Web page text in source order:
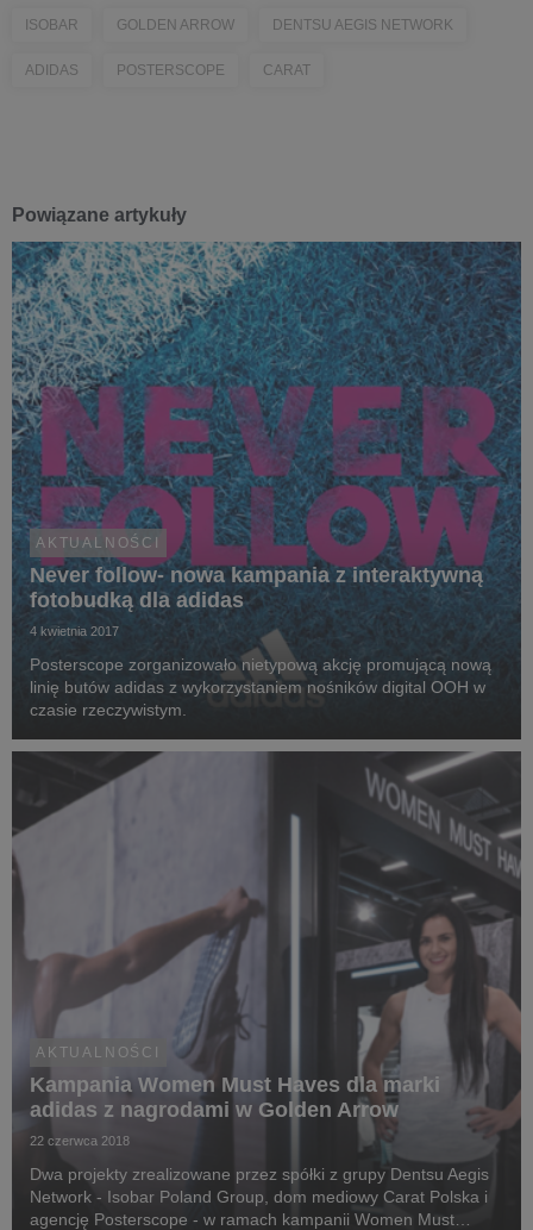
ISOBAR GOLDEN ARROW DENTSU AEGIS NETWORK
ADIDAS POSTERSCOPE CARAT
Powiązane artykuły
AKTUALNOŚCI
Never follow- nowa kampania z interaktywną
fotobudką dla adidas
4 kwietnia 2017
Posterscope zorganizowało nietypową akcję promującą nową
linię butów adidas z wykorzystaniem nośników digital OOH w
czasie rzeczywistym.
AKTUALNOŚCI
Kampania Women Must Haves dla marki
adidas z nagrodami w Golden Arrow
22 czerwca 2018
Dwa projekty zrealizowane przez spółki z grupy Dentsu Aegis
Network - Isobar Poland Group, dom mediowy Carat Polska i
agencję Posterscope - w ramach kampanii Women Must